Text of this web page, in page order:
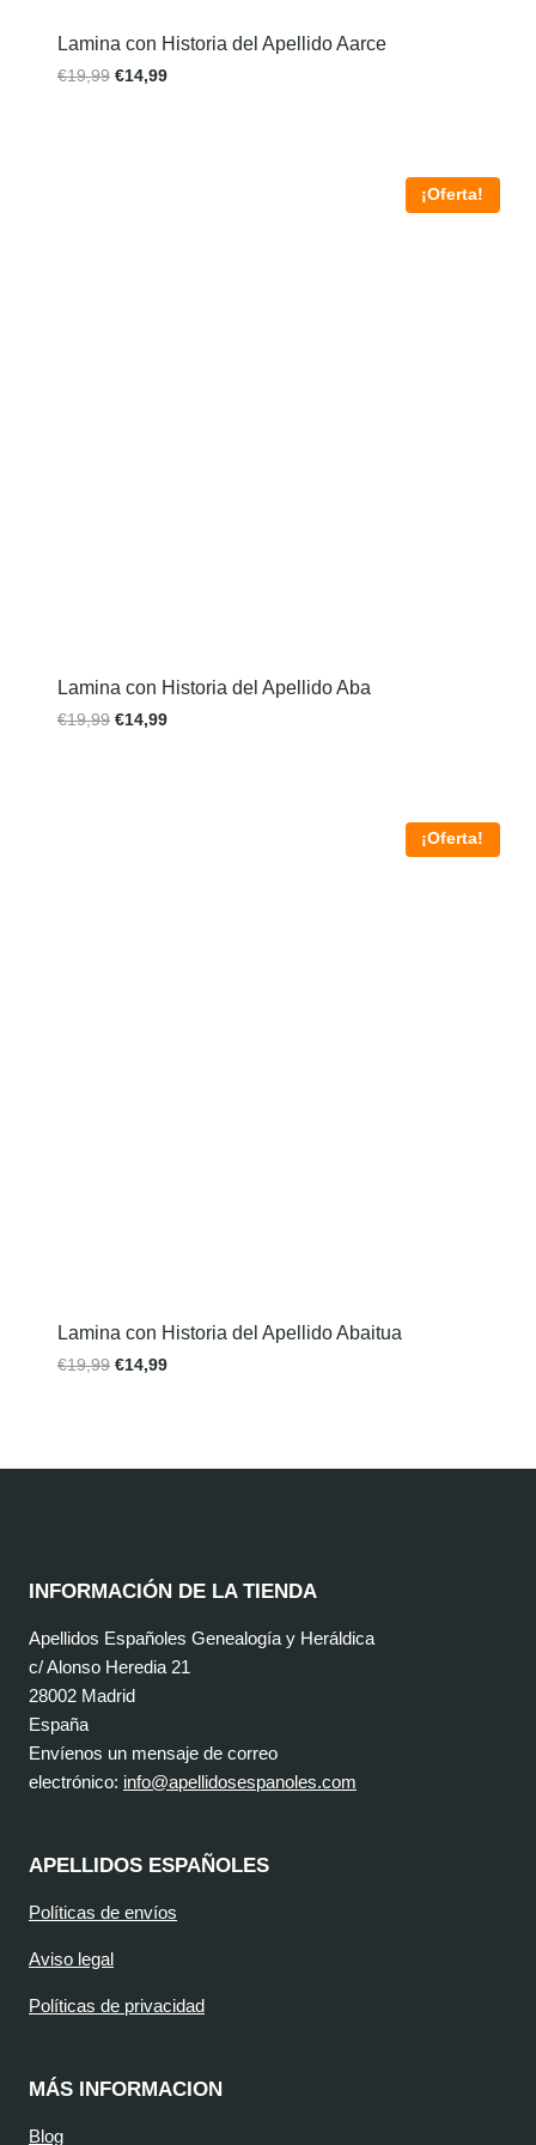
Lamina con Historia del Apellido Aarce
€19,99 €14,99
¡Oferta!
Lamina con Historia del Apellido Aba
€19,99 €14,99
¡Oferta!
Lamina con Historia del Apellido Abaitua
€19,99 €14,99
INFORMACIÓN DE LA TIENDA
Apellidos Españoles Genealogía y Heráldica
c/ Alonso Heredia 21
28002 Madrid
España
Envíenos un mensaje de correo
electrónico: info@apellidosespanoles.com
APELLIDOS ESPAÑOLES
Políticas de envíos
Aviso legal
Políticas de privacidad
MÁS INFORMACION
Blog